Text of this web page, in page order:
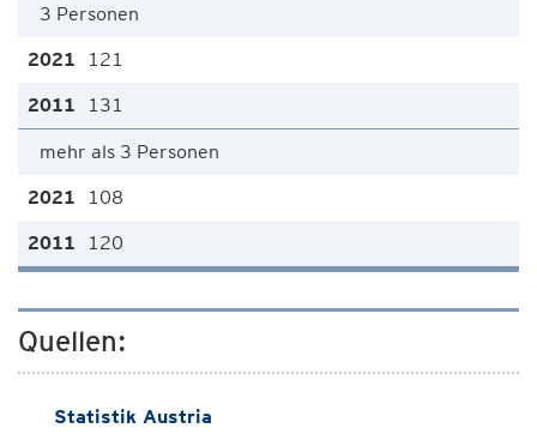
3 Personen
121
131
mehr als 3 Personen
108
120
Quellen:
Statistik Austria